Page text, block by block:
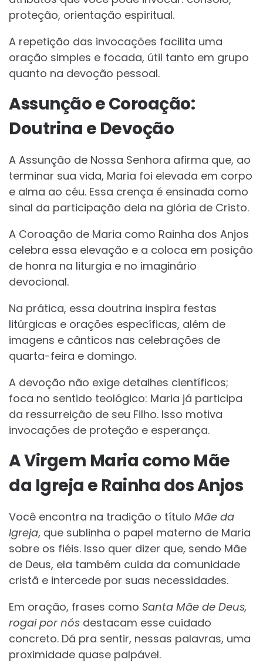
proteção, orientação espiritual.
A repetição das invocações facilita uma
oração simples e focada, útil tanto em grupo
quanto na devoção pessoal.
Assunção e Coroação:
Doutrina e Devoção
A Assunção de Nossa Senhora afirma que, ao
terminar sua vida, Maria foi elevada em corpo
e alma ao céu. Essa crença é ensinada como
sinal da participação dela na glória de Cristo.
A Coroação de Maria como Rainha dos Anjos
celebra essa elevação e a coloca em posição
de honra na liturgia e no imaginário
devocional.
Na prática, essa doutrina inspira festas
litúrgicas e orações específicas, além de
imagens e cânticos nas celebrações de
quarta-feira e domingo.
A devoção não exige detalhes científicos;
foca no sentido teológico: Maria já participa
da ressurreição de seu Filho. Isso motiva
invocações de proteção e esperança.
A Virgem Maria como Mãe
da Igreja e Rainha dos Anjos
Você encontra na tradição o título Mãe da
Igreja, que sublinha o papel materno de Maria
sobre os fiéis. Isso quer dizer que, sendo Mãe
de Deus, ela também cuida da comunidade
cristã e intercede por suas necessidades.
Em oração, frases como Santa Mãe de Deus,
rogai por nós destacam esse cuidado
concreto. Dá pra sentir, nessas palavras, uma
proximidade quase palpável.